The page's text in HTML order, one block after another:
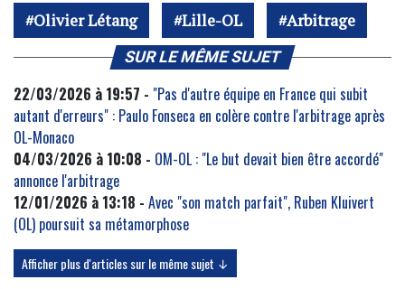
Olivier Létang Lille-OL Arbitrage
SUR LE MÊME SUJET
22/03/2026 à 19:57 - "Pas d'autre équipe en France qui subit
autant d'erreurs" : Paulo Fonseca en colère contre l'arbitrage après
OL-Monaco
04/03/2026 à 10:08 - OM-OL : "Le but devait bien être accordé"
annonce l'arbitrage
12/01/2026 à 13:18 - Avec "son match parfait", Ruben Kluivert
(OL) poursuit sa métamorphose
Afficher plus d'articles sur le même sujet ↓